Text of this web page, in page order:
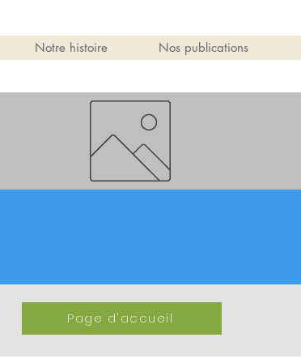
Notre histoire Nos publications
Page d'accueil